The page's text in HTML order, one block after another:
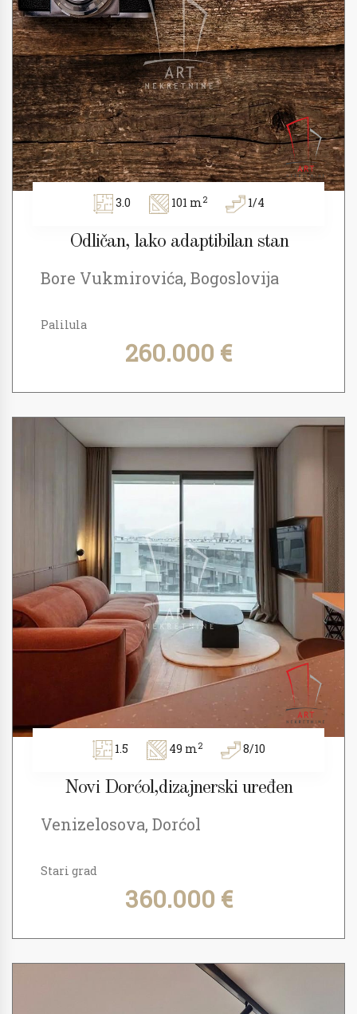
3.0 101 m2 1/4
Odličan, lako adaptibilan stan
Bore Vukmirovića, Bogoslovija
Palilula
260.000 €
1.5 49 m2 8/10
Novi Dorćol,dizajnerski uređen
Venizelosova, Dorćol
Stari grad
360.000 €